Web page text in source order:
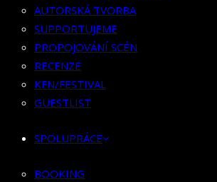
GUESTLIST
SPOLUPRÁCE
BOOKING
PR SPOLUPRÁCE
MERCH
AUTORSKÁ TVORBA
SUPPORTUJEME
PROPOJOVÁNÍ SCÉN
RECENZE
KFN/FESTIVAL
GUESTLIST
SPOLUPRÁCE
BOOKING